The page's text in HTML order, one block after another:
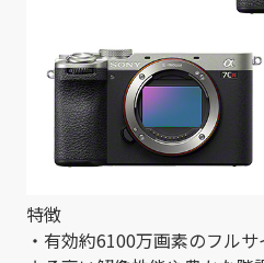
特徴
・有効約6100万画素のフル